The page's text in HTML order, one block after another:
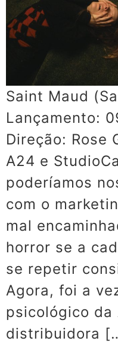
Saint Maud
Lançamento:
Direção: Rose
A24 e
poderíamos
com o
mal
horror se a
se repetir
Agora, foi a
psicológico da
distribuidora